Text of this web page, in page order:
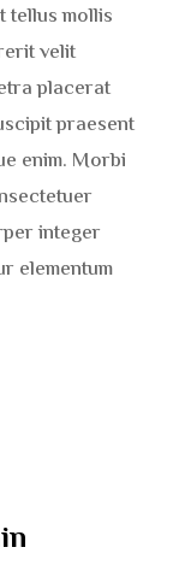
tellus mollis
velit
placerat
praesent
enim. Morbi
integer
elementum